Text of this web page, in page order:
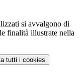
si avvalgono di
finalità illustrate nella
tutti i cookies